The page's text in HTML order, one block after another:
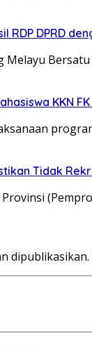
RDP DPRD
Melayu
KKN
Tidak
dipublikasikan.